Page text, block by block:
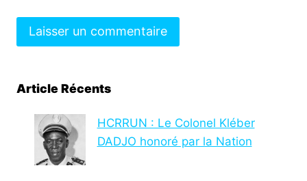
Article Récents
HCRRUN : Le Colonel Kléber
DADJO honoré par la Nation